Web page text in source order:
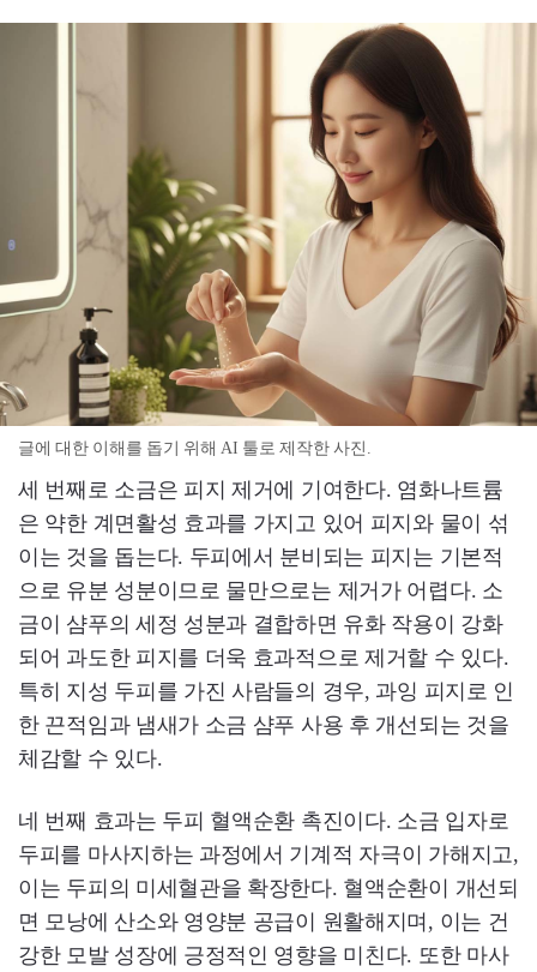
글에 대한 이해를 돕기 위해 AI 툴로 제작한 사진.
세 번째로 소금은 피지 제거에 기여한다. 염화나트륨
은 약한 계면활성 효과를 가지고 있어 피지와 물이 섞
이는 것을 돕는다. 두피에서 분비되는 피지는 기본적
으로 유분 성분이므로 물만으로는 제거가 어렵다. 소
금이 샴푸의 세정 성분과 결합하면 유화 작용이 강화
되어 과도한 피지를 더욱 효과적으로 제거할 수 있다.
특히 지성 두피를 가진 사람들의 경우, 과잉 피지로 인
한 끈적임과 냄새가 소금 샴푸 사용 후 개선되는 것을
체감할 수 있다.
네 번째 효과는 두피 혈액순환 촉진이다. 소금 입자로
두피를 마사지하는 과정에서 기계적 자극이 가해지고,
이는 두피의 미세혈관을 확장한다. 혈액순환이 개선되
면 모낭에 산소와 영양분 공급이 원활해지며, 이는 건
강한 모발 성장에 긍정적인 영향을 미친다. 또한 마사